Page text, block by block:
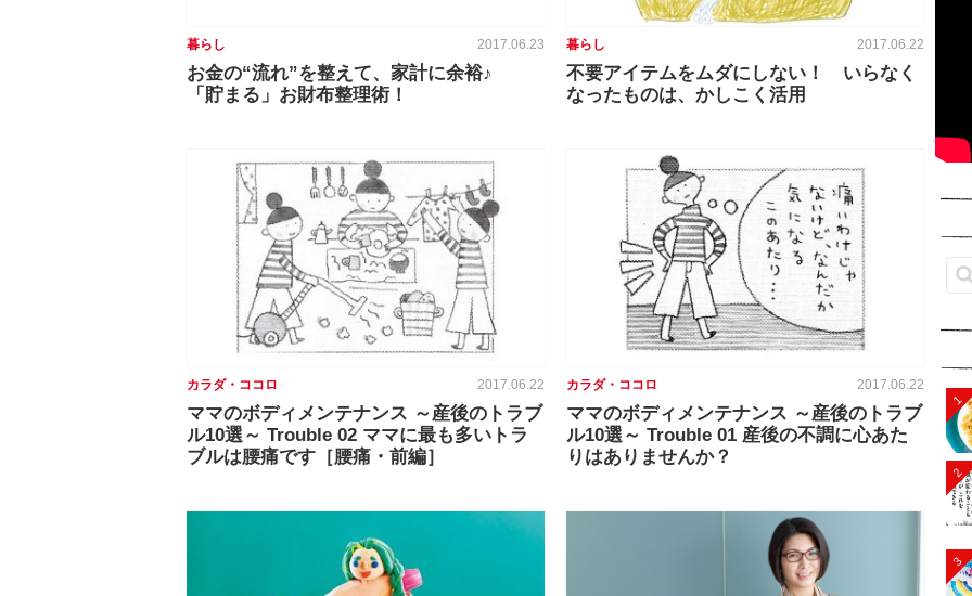
暮らし 2017.06.23
お金の“流れ”を整えて、家計に余裕♪
「貯まる」お財布整理術！
暮らし 2017.06.22
不要アイテムをムダにしない！ いらなく
なったものは、かしこく活用
カラダ・ココロ 2017.06.22
ママのボディメンテナンス ～産後のトラブ
ル10選～ Trouble 02 ママに最も多いトラ
ブルは腰痛です［腰痛・前編］
カラダ・ココロ 2017.06.22
ママのボディメンテナンス ～産後のトラブ
ル10選～ Trouble 01 産後の不調に心あた
りはありませんか？
1
2
3